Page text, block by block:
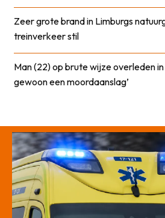
Zeer grote brand in Limburgs
treinverkeer stil
Man (22) op brute wijze overleden in
gewoon een moordaanslag’